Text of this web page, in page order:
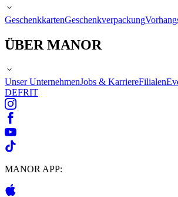
GeschenkkartenGeschenkverpackung
ÜBER MANOR
Unser UnternehmenJobs & KarriereFilialen
DEFRIT
MANOR APP: